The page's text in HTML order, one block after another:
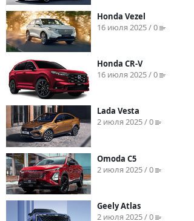
Honda Vezel
16 июля 2025 / 0
Honda CR-V
16 июля 2025 / 0
Lada Vesta
2 июля 2025 / 0
Omoda C5
2 июля 2025 / 0
Geely Atlas
2 июля 2025 / 0